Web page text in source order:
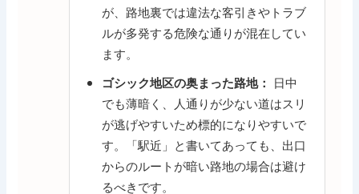
が、路地裏では違法な客引きやトラブ
ルが多発する危険な通りが混在してい
ます。
ゴシック地区の奥まった路地： 日中
でも薄暗く、人通りが少ない道はスリ
が逃げやすいため標的になりやすいで
す。「駅近」と書いてあっても、出口
からのルートが暗い路地の場合は避け
るべきです。